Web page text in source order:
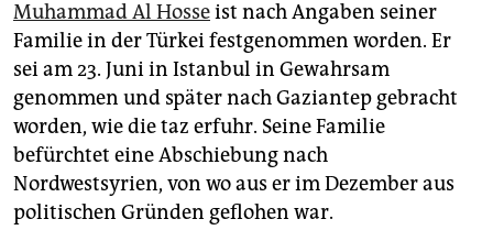
abo
genossenschaft
epaper login
Muhammad Al Hosseist nach Angaben seiner
Familie in der Türkei festgenommen worden. Er
sei am 23. Juni in Istanbul in Gewahrsam
genommen und später nach Gaziantep gebracht
worden, wie die taz erfuhr. Seine Familie
befürchtet eine Abschiebung nach
Nordwestsyrien, von wo aus er im Dezember aus
politischen Gründen geflohen war.